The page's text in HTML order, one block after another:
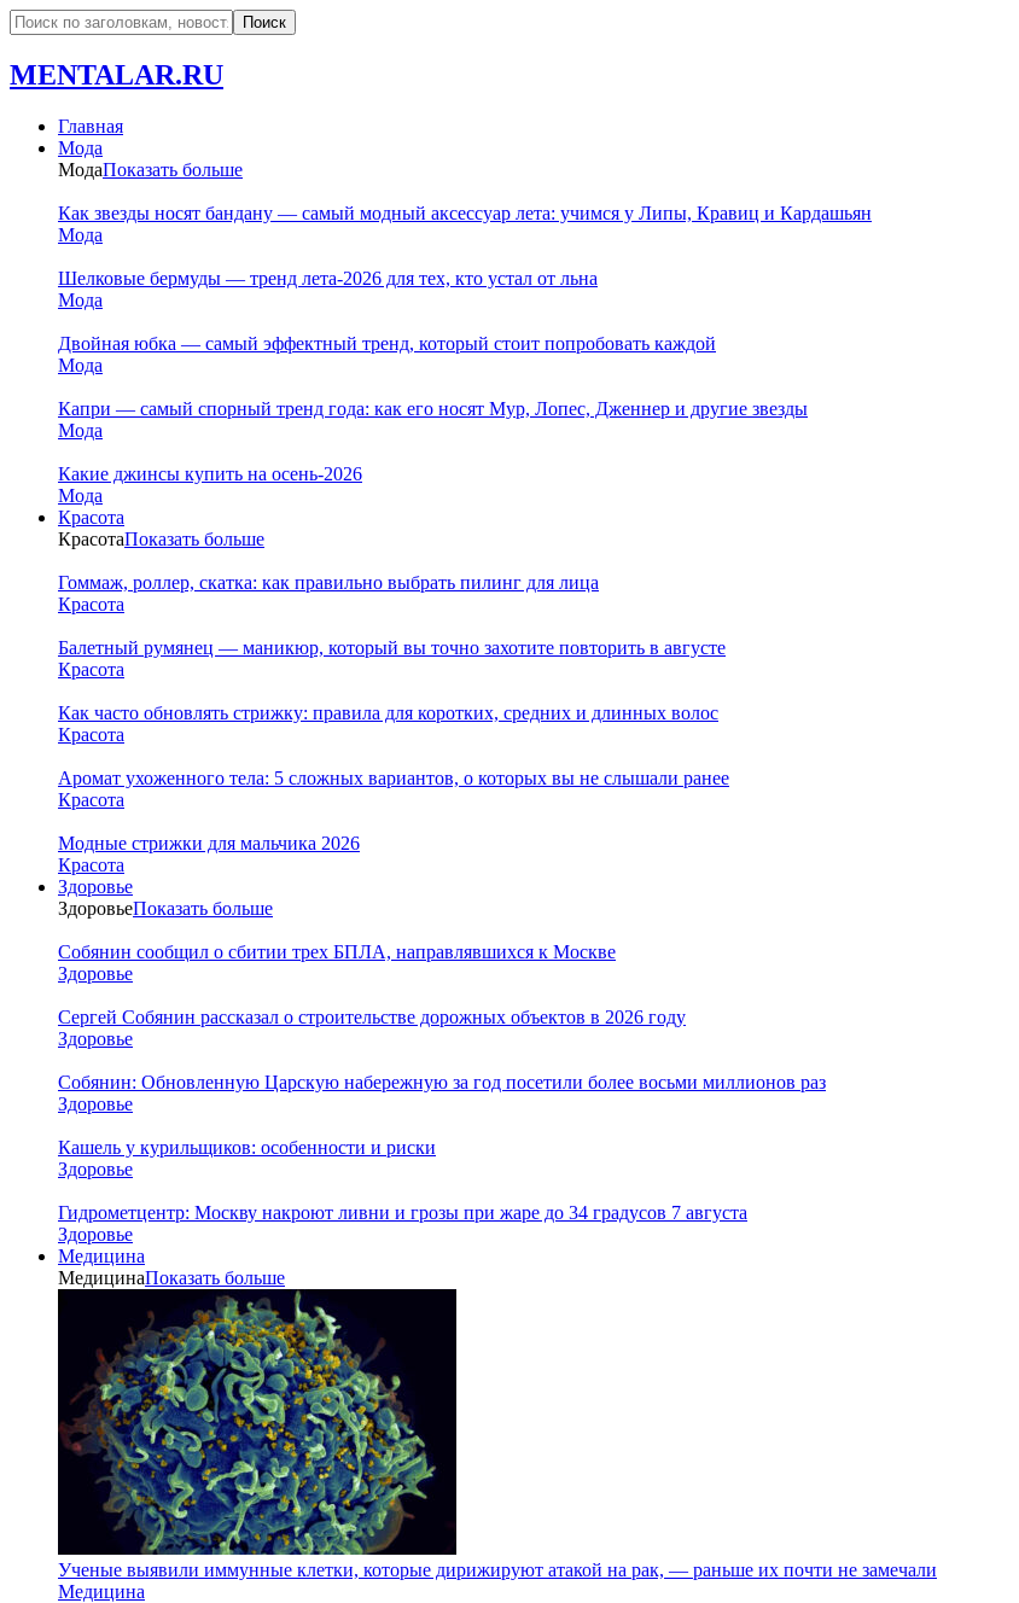
MENTALAR.RU
Главная
Мода
МодаПоказать больше
Как звезды носят бандану — самый модный аксессуар лета: учимся у Липы, Кравиц и Кардашьян
Мода
Шелковые бермуды — тренд лета-2026 для тех, кто устал от льна
Мода
Двойная юбка — самый эффектный тренд, который стоит попробовать каждой
Мода
Капри — самый спорный тренд года: как его носят Мур, Лопес, Дженнер и другие звезды
Мода
Какие джинсы купить на осень-2026
Мода
Красота
КрасотаПоказать больше
Гоммаж, роллер, скатка: как правильно выбрать пилинг для лица
Красота
Балетный румянец — маникюр, который вы точно захотите повторить в августе
Красота
Как часто обновлять стрижку: правила для коротких, средних и длинных волос
Красота
Аромат ухоженного тела: 5 сложных вариантов, о которых вы не слышали ранее
Красота
Модные стрижки для мальчика 2026
Красота
Здоровье
ЗдоровьеПоказать больше
Собянин сообщил о сбитии трех БПЛА, направлявшихся к Москве
Здоровье
Сергей Собянин рассказал о строительстве дорожных объектов в 2026 году
Здоровье
Собянин: Обновленную Царскую набережную за год посетили более восьми миллионов раз
Здоровье
Кашель у курильщиков: особенности и риски
Здоровье
Гидрометцентр: Москву накроют ливни и грозы при жаре до 34 градусов 7 августа
Здоровье
Медицина
МедицинаПоказать больше
Ученые выявили иммунные клетки, которые дирижируют атакой на рак, — раньше их почти не замечали
Медицина